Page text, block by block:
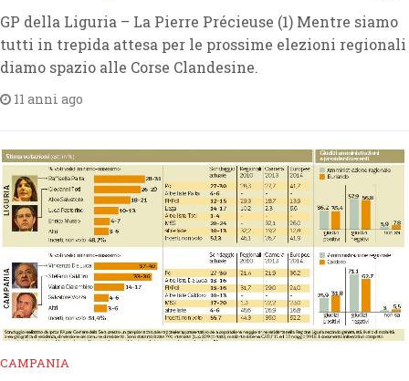
GP della Liguria – La Pierre Précieuse (1) Mentre siamo
tutti in trepida attesa per le prossime elezioni regionali
diamo spazio alle Corse Clandesine.
11 anni ago
CAMPANIA